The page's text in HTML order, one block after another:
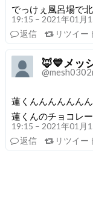
でっけぇ風呂場で
19:15 – 2021年01月
返信
リツイー
🦊💙メッ
蓮くんんんんんん
蓮くんのチョコレ
19:15 – 2021年01月
返信
リツイー